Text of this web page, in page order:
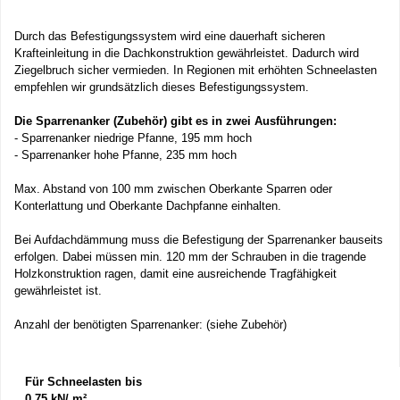
Durch das Befestigungssystem wird eine dauerhaft sicheren
Krafteinleitung in die Dachkonstruktion gewährleistet. Dadurch wird
Ziegelbruch sicher vermieden. In Regionen mit erhöhten Schneelasten
empfehlen wir grundsätzlich dieses Befestigungssystem.
Die Sparrenanker (Zubehör) gibt es in zwei Ausführungen:
- Sparrenanker niedrige Pfanne, 195 mm hoch
- Sparrenanker hohe Pfanne, 235 mm hoch
Max. Abstand von 100 mm zwischen Oberkante Sparren oder
Konterlattung und Oberkante Dachpfanne einhalten.
Bei Aufdachdämmung muss die Befestigung der Sparrenanker bauseits
erfolgen. Dabei müssen min. 120 mm der Schrauben in die tragende
Holzkonstruktion ragen, damit eine ausreichende Tragfähigkeit
gewährleistet ist.
Anzahl der benötigten Sparrenanker: (siehe Zubehör)
Für Schneelasten bis